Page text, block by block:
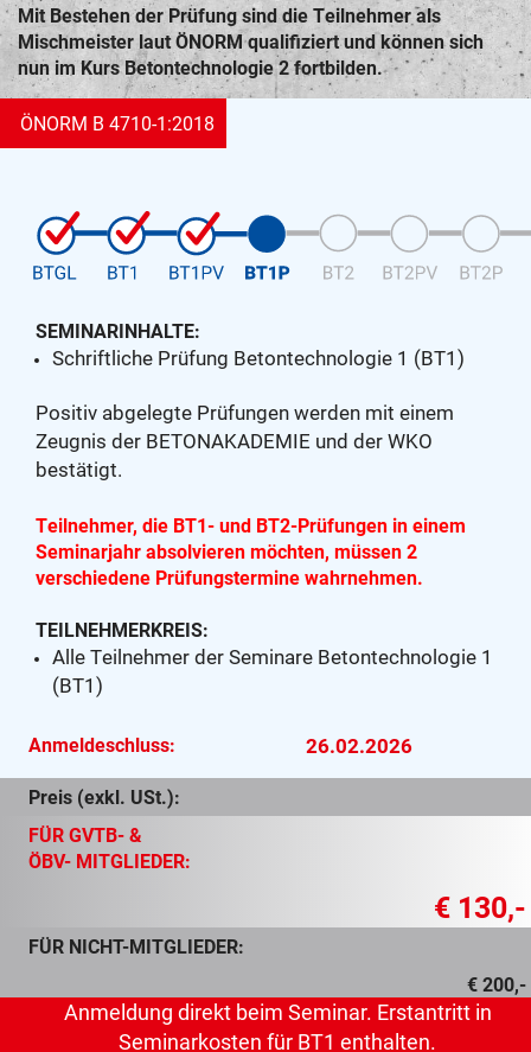
Mit Bestehen der Prüfung sind die Teilnehmer als
Mischmeister laut ÖNORM qualifiziert und können sich
nun im Kurs Betontechnologie 2 fortbilden.
ÖNORM B 4710-1:2018
SEMINARINHALTE:
Schriftliche Prüfung Betontechnologie 1 (BT1)
Positiv abgelegte Prüfungen werden mit einem
Zeugnis der BETONAKADEMIE und der WKO
bestätigt.
Teilnehmer, die BT1- und BT2-Prüfungen in einem
Seminarjahr absolvieren möchten, müssen 2
verschiedene Prüfungstermine wahrnehmen.
TEILNEHMERKREIS:
Alle Teilnehmer der Seminare Betontechnologie 1
(BT1)
Anmeldeschluss: 26.02.2026
Preis (exkl. USt.):
FÜR GVTB- &
ÖBV- MITGLIEDER:
€ 130,-
FÜR NICHT-MITGLIEDER:
€ 200,-
Anmeldung direkt beim Seminar. Erstantritt in
Seminarkosten für BT1 enthalten.